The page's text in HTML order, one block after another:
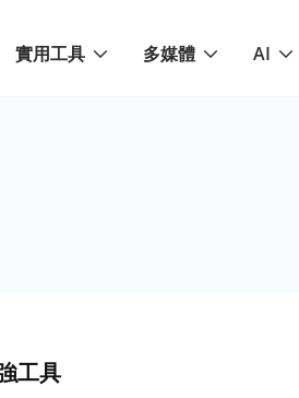
實用工具 多媒體 AI
工具